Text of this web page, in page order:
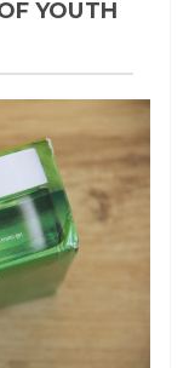
YOUTH